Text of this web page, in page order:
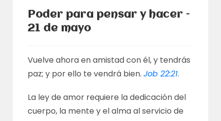
Poder para pensar y hacer –
21 de mayo
Vuelve ahora en amistad con él, y tendrás
paz; y por ello te vendrá bien.Job 22:21.
La ley de amor requiere la dedicación del
cuerpo, la mente y el alma al servicio de